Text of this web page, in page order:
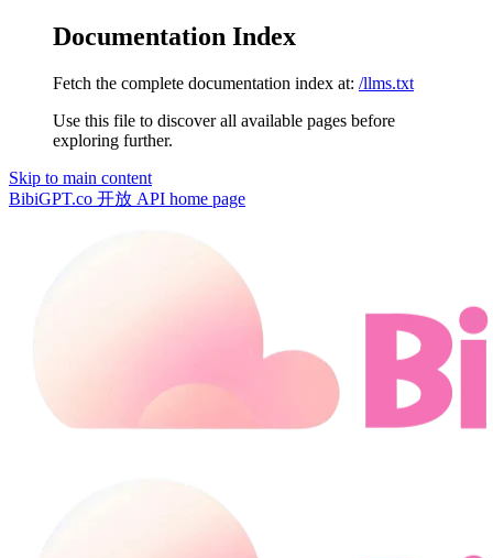
Documentation Index
Fetch the complete documentation index at: /llms.txt
Use this file to discover all available pages before
exploring further.
Skip to main content
BibiGPT.co 开放 API home page